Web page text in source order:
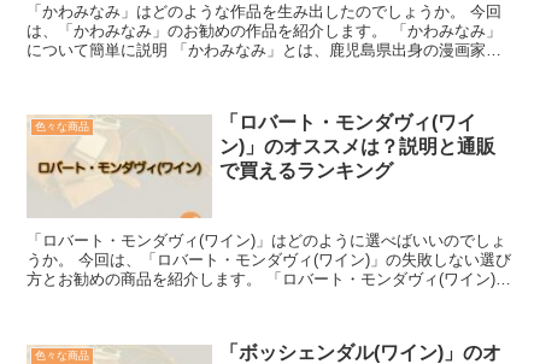
「かわみなみ」はどのような作品を生み出したのでしょうか。 今回
は、「かわみなみ」のお勧めの作品を紹介します。 「かわみなみ」
について簡単に説明 「かわみなみ」とは、鹿児島県出身の漫画家で
色々な商品
「ロバート・モンダヴィ(ワイ
ン)」のオススメは？説明と通販
で買えるランキング
「ロバート・モンダヴィ(ワイン)」はどのように選べばいいのでしょ
うか。 今回は、「ロバート・モンダヴィ(ワイン)」の失敗しない選び
方とお勧めの商品を紹介します。 「ロバート・モンダヴィ(ワイン)」
色々な商品
「ボッシェンダル(ワイン)」のオ